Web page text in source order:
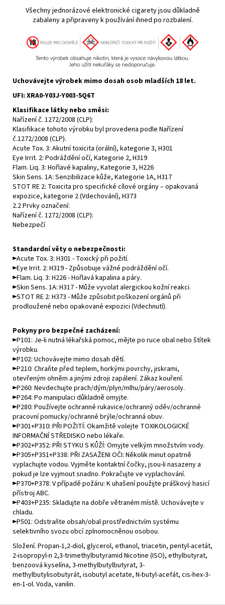
Všechny jednorázové elektronické cigarety jsou důkladně
zabaleny a připraveny k používání ihned po rozbalení.
Uchovávejte výrobek mimo dosah osob mladších 18 let.
UFI: XRA0-Y03J-Y003-5Q6T
Klasifikace látky nebo směsi:
Nařízení č. 1272/2008 (CLP):
Klasifikace tohoto výrobku byl provedena podle Nařízení
č.1272/2008 (CLP).
Acute Tox. 3: Akutní toxicita (orální), kategorie 3, H301
Eye Irrit. 2: Podráždění očí, Kategorie 2, H319
Flam. Liq. 3: Hořlavé kapaliny, Kategorie 3, H226
Skin Sens. 1A: Senzibilizace kůže, Kategorie 1A, H317
STOT RE 2: Toxicita pro specifické cílové orgány – opakovaná
expozice, kategorie 2 (Vdechování), H373
2.2 Prvky označení:
Nařízení č. 1272/2008 (CLP):
Nebezpečí
Standardní věty o nebezpečnosti:
►Acute Tox. 3: H301 - Toxický při požití.
►Eye Irrit. 2: H319 - Způsobuje vážné podráždění očí.
►Flam. Liq. 3: H226 - Hořlavá kapalina a páry.
►Skin Sens. 1A: H317 - Může vyvolat alergickou kožní reakci.
►STOT RE 2: H373 - Může způsobit poškození orgánů při
prodloužené nebo opakované expozici (Vdechnutí).
Pokyny pro bezpečné zacházení:
►P101: Je-li nutná lékařská pomoc, mějte po ruce obal nebo štítek
výrobku.
►P102: Uchovávejte mimo dosah dětí.
►P210: Chraňte před teplem, horkými povrchy, jiskrami,
otevřeným ohněm a jinými zdroji zapálení. Zákaz kouření.
►P260: Nevdechujte prach/dým/plyn/mlhu/páry/aerosoly.
►P264: Po manipulaci důkladně omyjte.
►P280: Používejte ochranné rukavice/ochranný oděv/ochranné
pracovní pomucky/ochranné brýle/ochranná obuv.
►P301+P310: PŘI POŽITÍ: Okamžitě volejte TOXIKOLOGICKÉ
INFORMAČNÍ STŘEDISKO nebo lékaře.
►P302+P352: PŘI STYKU S KŮŽÍ: Omyjte velkým množstvím vody.
►P305+P351+P338: PŘI ZASAŽENI OČI: Několik minut opatrně
vyplachujte vodou. Vyjměte kontaktní čočky, jsou-li nasazeny a
pokud je lze vyjmout snadno. Pokračujte ve vyplachování.
►P370+P378: V případě požáru: K uhašení použijte práškový hasicí
přístroj ABC.
►P403+P235: Skladujte na dobře větraném místě. Uchovávejte v
chladu.
►P501: Odstraňte obsah/obal prostřednictvím systému
selektivního svozu obcí zplnomocněnou osobou.
Složení. Propan-1,2-diol, glycerol, ethanol, triacetin, pentyl-acetát,
2-isopropyl-n 2,3-trimethylbutyramid Nicotine (ISO), ethylbutyrat,
benzoová kyselína, 3-methylbutylbutyrat, 3-
methylbutylisobutyrát, isobutyl acetate, N-butyl-acefát, cis-hex-3-
en-1-ol. Voda, vanilin.